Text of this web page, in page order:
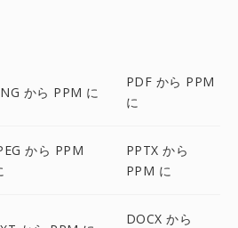
から PPM に
PDF から PPM
に
から PPM
PPTX から
PPM に
DOCX から